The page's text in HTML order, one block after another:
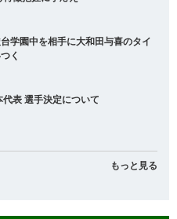
学園中を相手に大和田与喜のタイ
く
表 選手決定について
もっと見る